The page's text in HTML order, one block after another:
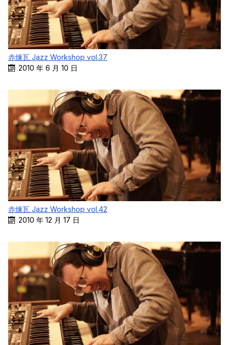
赤煉瓦 Jazz Workshop vol.37
2010 年 6 月 10 日
赤煉瓦 Jazz Workshop vol.42
2010 年 12 月 17 日